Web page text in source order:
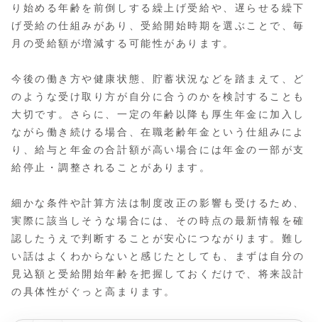
り始める年齢を前倒しする繰上げ受給や、遅らせる繰下
げ受給の仕組みがあり、受給開始時期を選ぶことで、毎
月の受給額が増減する可能性があります。
今後の働き方や健康状態、貯蓄状況などを踏まえて、ど
のような受け取り方が自分に合うのかを検討することも
大切です。さらに、一定の年齢以降も厚生年金に加入し
ながら働き続ける場合、在職老齢年金という仕組みによ
り、給与と年金の合計額が高い場合には年金の一部が支
給停止・調整されることがあります。
細かな条件や計算方法は制度改正の影響も受けるため、
実際に該当しそうな場合には、その時点の最新情報を確
認したうえで判断することが安心につながります。難し
い話はよくわからないと感じたとしても、まずは自分の
見込額と受給開始年齢を把握しておくだけで、将来設計
の具体性がぐっと高まります。